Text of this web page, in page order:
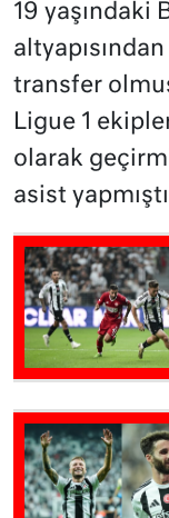
19 yaşındaki
transfer
Ligue 1
olarak
asist